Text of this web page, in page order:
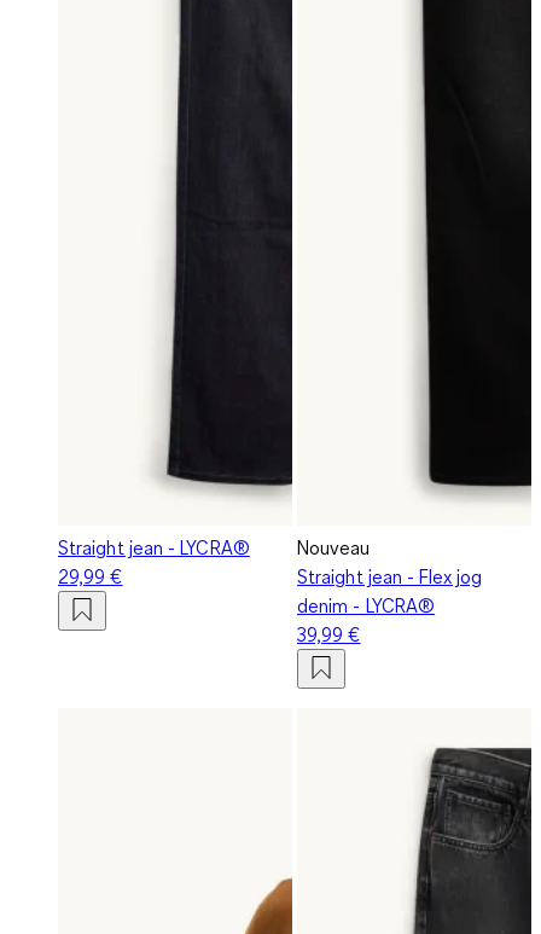
Straight jean - LYCRA®
29,99 €
Nouveau
Straight jean - Flex jog
denim - LYCRA®
39,99 €